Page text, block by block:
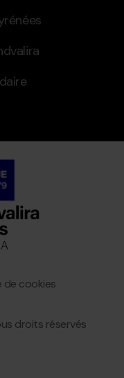
droits réservés
de cookies